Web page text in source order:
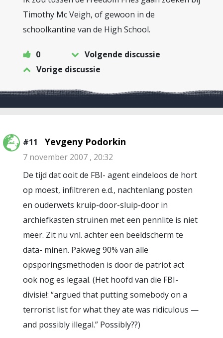
Timothy Mc Veigh, of gewoon in de
schoolkantine van de High School.
0
Volgende discussie
Vorige discussie
#11 Yevgeny Podorkin
7 november 2007 , 20:32
De tijd dat ooit de FBI- agent eindeloos de hort
op moest, infiltreren e.d., nachtenlang posten
en ouderwets kruip-door-sluip-door in
archiefkasten struinen met een pennlite is niet
meer. Zit nu vnl. achter een beeldscherm te
data- minen. Pakweg 90% van alle
opsporingsmethoden is door de patriot act
ook nog es legaal. (Het hoofd van die FBI-
divisie!: “argued that putting somebody on a
terrorist list for what they ate was ridiculous —
and possibly illegal.” Possibly??)